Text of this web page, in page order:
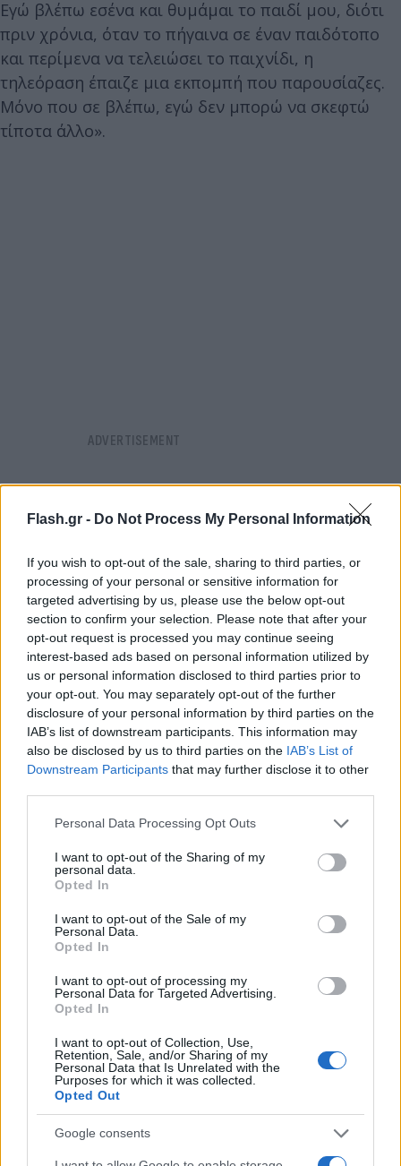
Flash.gr - Do Not Process My Personal Information
If you wish to opt-out of the sale, sharing to third parties, or
processing of your personal or sensitive information for
targeted advertising by us, please use the below opt-out
section to confirm your selection. Please note that after your
opt-out request is processed you may continue seeing
interest-based ads based on personal information utilized by
us or personal information disclosed to third parties prior to
your opt-out. You may separately opt-out of the further
disclosure of your personal information by third parties on the
IAB’s list of downstream participants. This information may
also be disclosed by us to third parties on the IAB’s List of
Downstream Participants that may further disclose it to other
Please note that this website/app uses one or more Google
not limited to your visit or usage behaviour. You may click to
grant or deny consent to Google and its third-party tags to
use your data for below specified purposes in below Google
consent section.
Personal Data Processing Opt Outs
I want to opt-out of the Sharing of my
personal data.
Opted In
I want to opt-out of the Sale of my
Personal Data.
Opted In
I want to opt-out of processing my
Personal Data for Targeted Advertising.
Opted In
I want to opt-out of Collection, Use,
Retention, Sale, and/or Sharing of my
Personal Data that Is Unrelated with the
Purposes for which it was collected.
Opted Out
Google consents
Εγώ βλέπω εσένα και θυμάμαι το παιδί μου, διότι
πριν χρόνια, όταν το πήγαινα σε έναν παιδότοπο
και περίμενα να τελειώσει το παιχνίδι, η
τηλεόραση έπαιζε μια εκπομπή που παρουσίαζες.
Μόνο που σε βλέπω, εγώ δεν μπορώ να σκεφτώ
τίποτα άλλο».
«Δεν πάψαμε να πενθούμε»
του λέγοντας πως -παρά το πένθος- ήταν ένας
κύκλος που έπρεπε να ολοκληρωθεί. «Με έπεισε η
γυναίκα μου ότι το παιδί είναι εδώ μαζί μας, επειδή
ζούσαμε και μαζί σαν οικογένεια κατά διαστήματα,